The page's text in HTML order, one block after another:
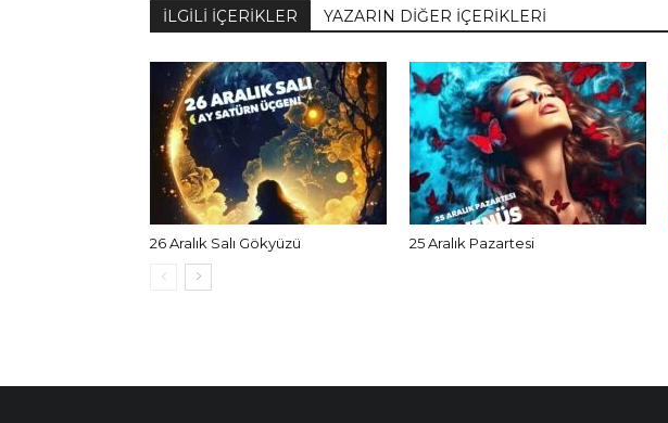
İLGİLİ İÇERİKLER YAZARIN DİĞER İÇERİKLERİ
26 Aralık Salı Gökyüzü 25 Aralık Pazartesi